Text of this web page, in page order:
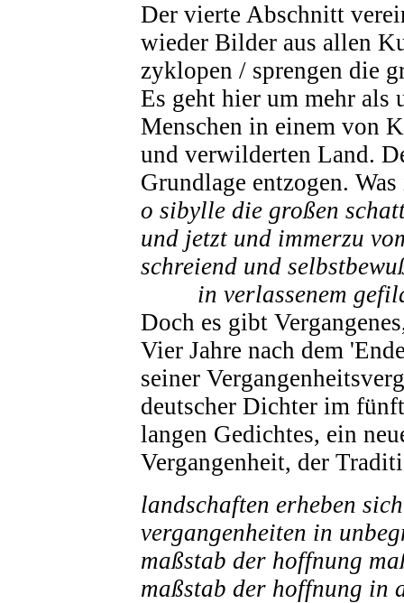
Der vierte Abschnitt
wieder Bilder aus allen
zyklopen / sprengen die
Es geht hier um mehr als
Menschen in einem von
und verwilderten Land.
Grundlage entzogen.
o sibylle die großen
und jetzt und immerzu
schreiend und
in verlassenem
Doch es gibt
Vier Jahre nach dem
seiner
deutscher Dichter im
langen Gedichtes, ein
Vergangenheit, der
landschaften erheben
vergangenheiten in
maßstab der hoffnung
maßstab der hoffnung in